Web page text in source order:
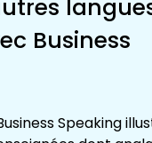
Business